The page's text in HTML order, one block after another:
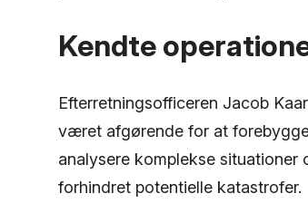
Kendte
Efterretningsofficeren Jacob
været afgørende for at
analysere komplekse
forhindret potentielle katastrofer.